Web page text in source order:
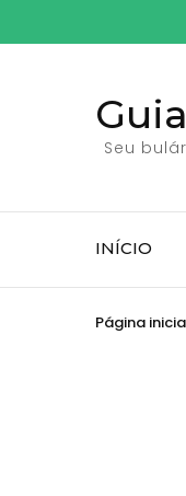
para
Seu
INÍCIO
Página